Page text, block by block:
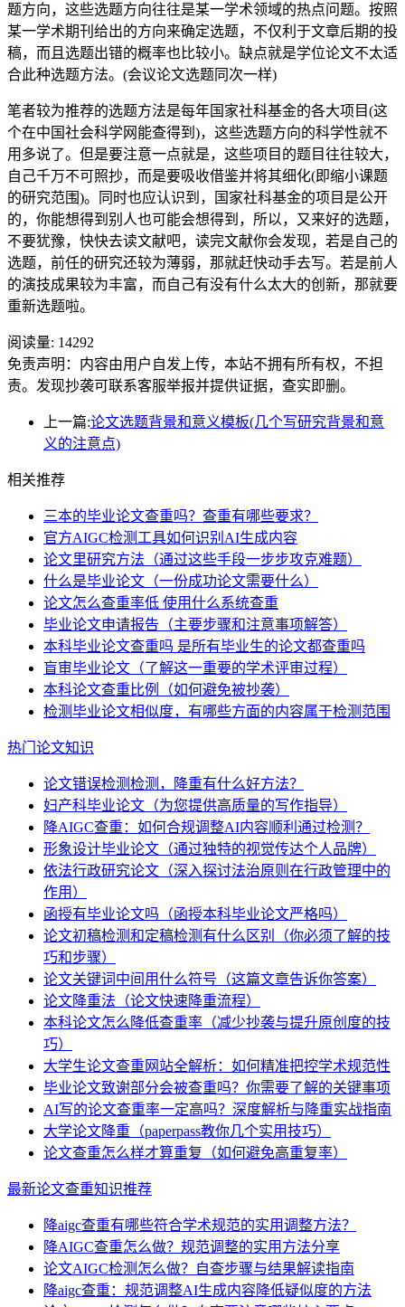
题方向，这些选题方向往往是某一学术领域的热点问题。按照
某一学术期刊给出的方向来确定选题，不仅利于文章后期的投
稿，而且选题出错的概率也比较小。缺点就是学位论文不太适
合此种选题方法。(会议论文选题同次一样)
笔者较为推荐的选题方法是每年国家社科基金的各大项目(这
个在中国社会科学网能查得到)，这些选题方向的科学性就不
用多说了。但是要注意一点就是，这些项目的题目往往较大，
自己千万不可照抄，而是要吸收借鉴并将其细化(即缩小课题
的研究范围)。同时也应认识到，国家社科基金的项目是公开
的，你能想得到别人也可能会想得到，所以，又来好的选题，
不要犹豫，快快去读文献吧，读完文献你会发现，若是自己的
选题，前任的研究还较为薄弱，那就赶快动手去写。若是前人
的演技成果较为丰富，而自己有没有什么太大的创新，那就要
重新选题啦。
阅读量: 14292
免责声明：内容由用户自发上传，本站不拥有所有权，不担
责。发现抄袭可联系客服举报并提供证据，查实即删。
上一篇:论文选题背景和意义模板(几个写研究背景和意
义的注意点)
相关推荐
三本的毕业论文查重吗？查重有哪些要求？
官方AIGC检测工具如何识别AI生成内容
论文里研究方法（通过这些手段一步步攻克难题）
什么是毕业论文（一份成功论文需要什么）
论文怎么查重率低 使用什么系统查重
毕业论文申请报告（主要步骤和注意事项解答）
本科毕业论文查重吗 是所有毕业生的论文都查重吗
盲审毕业论文（了解这一重要的学术评审过程）
本科论文查重比例（如何避免被抄袭）
检测毕业论文相似度，有哪些方面的内容属于检测范围
热门论文知识
论文错误检测检测，降重有什么好方法？
妇产科毕业论文（为您提供高质量的写作指导）
降AIGC查重：如何合规调整AI内容顺利通过检测？
形象设计毕业论文（通过独特的视觉传达个人品牌）
依法行政研究论文（深入探讨法治原则在行政管理中的
作用）
函授有毕业论文吗（函授本科毕业论文严格吗）
论文初稿检测和定稿检测有什么区别（你必须了解的技
巧和步骤）
论文关键词中间用什么符号（这篇文章告诉你答案）
论文降重法（论文快速降重流程）
本科论文怎么降低查重率（减少抄袭与提升原创度的技
巧）
大学生论文查重网站全解析：如何精准把控学术规范性
毕业论文致谢部分会被查重吗？你需要了解的关键事项
AI写的论文查重率一定高吗？深度解析与降重实战指南
大学论文降重（paperpass教你几个实用技巧）
论文查重怎么样才算重复（如何避免高重复率）
最新论文查重知识推荐
降aigc查重有哪些符合学术规范的实用调整方法？
降AIGC查重怎么做？规范调整的实用方法分享
论文AIGC检测怎么做？自查步骤与结果解读指南
降aigc查重：规范调整AI生成内容降低疑似度的方法